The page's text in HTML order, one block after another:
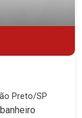
Preto/SP